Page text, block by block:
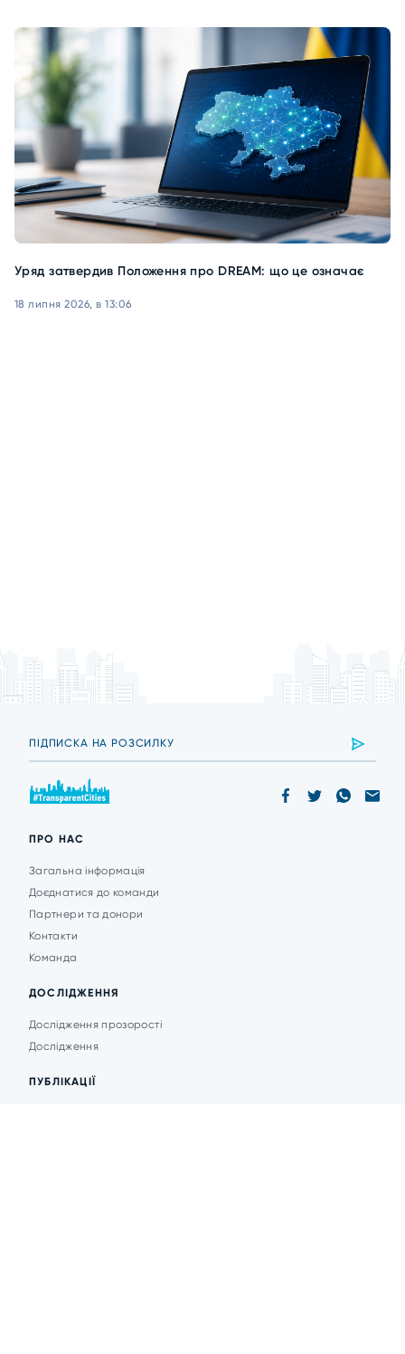
Уряд затвердив Положення про DREAM: що це означає
18 липня 2026, в 13:06
ПРО НАС
Загальна інформація
Доєднатися до команди
Партнери та донори
Контакти
Команда
ДОСЛІДЖЕННЯ
Дослідження прозорості
Дослідження
ПУБЛІКАЦІЇ